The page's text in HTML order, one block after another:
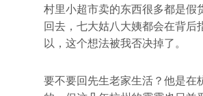
村里小超市卖的东西很多都是假
回去，七大姑八大姨都会在背后
以，这个想法被我否决掉了。
要不要回先生老家生活？他是在